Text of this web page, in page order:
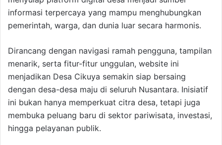
informasi terpercaya yang mampu menghubungkan
pemerintah, warga, dan dunia luar secara harmonis.
Dirancang dengan navigasi ramah pengguna, tampilan
menarik, serta fitur-fitur unggulan, website ini
menjadikan Desa Cikuya semakin siap bersaing
dengan desa-desa maju di seluruh Nusantara. Inisiatif
ini bukan hanya memperkuat citra desa, tetapi juga
membuka peluang baru di sektor pariwisata, investasi,
hingga pelayanan publik.